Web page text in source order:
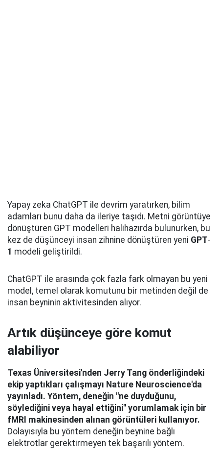
Yapay zeka ChatGPT ile devrim yaratırken, bilim
adamları bunu daha da ileriye taşıdı. Metni görüntüye
dönüştüren GPT modelleri halihazırda bulunurken, bu
kez de düşünceyi insan zihnine dönüştüren yeni GPT-
1 modeli geliştirildi.
ChatGPT ile arasında çok fazla fark olmayan bu yeni
model, temel olarak komutunu bir metinden değil de
insan beyninin aktivitesinden alıyor.
Artık düşünceye göre komut
alabiliyor
Texas Üniversitesi'nden Jerry Tang önderliğindeki
ekip yaptıkları çalışmayı Nature Neuroscience'da
yayınladı. Yöntem, deneğin "ne duyduğunu,
söylediğini veya hayal ettiğini" yorumlamak için bir
fMRI makinesinden alınan görüntüleri kullanıyor.
Dolayısıyla bu yöntem deneğin beynine bağlı
elektrotlar gerektirmeyen tek başarılı yöntem.